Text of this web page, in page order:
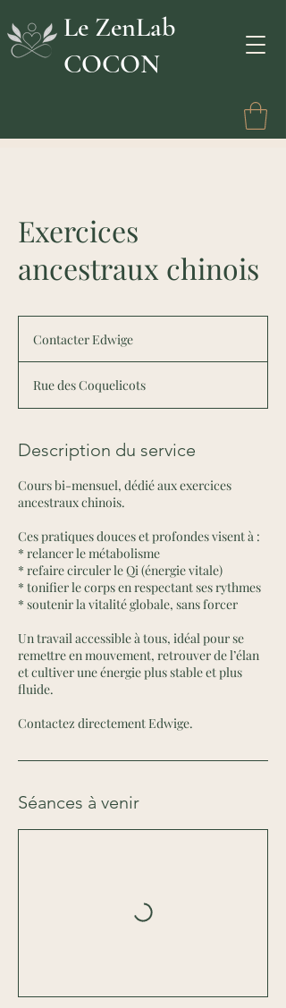
Le ZenLab
COCON
Exercices
ancestraux chinois
Contacter Edwige
Rue des Coquelicots
Description du service
Cours bi-mensuel, dédié aux exercices
ancestraux chinois.
Ces pratiques douces et profondes visent à :
* relancer le métabolisme
* refaire circuler le Qi (énergie vitale)
* tonifier le corps en respectant ses rythmes
* soutenir la vitalité globale, sans forcer
Un travail accessible à tous, idéal pour se
remettre en mouvement, retrouver de l’élan
et cultiver une énergie plus stable et plus
fluide.
Contactez directement Edwige.
Séances à venir